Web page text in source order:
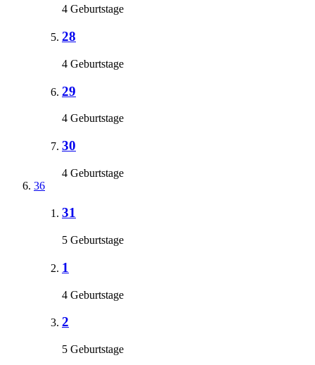
4 Geburtstage
28
4 Geburtstage
29
4 Geburtstage
30
4 Geburtstage
36
31
5 Geburtstage
1
4 Geburtstage
2
5 Geburtstage